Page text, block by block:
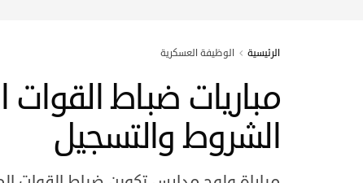
الرئيسية الوظيفة العسكرية
الشروط والتسجيل